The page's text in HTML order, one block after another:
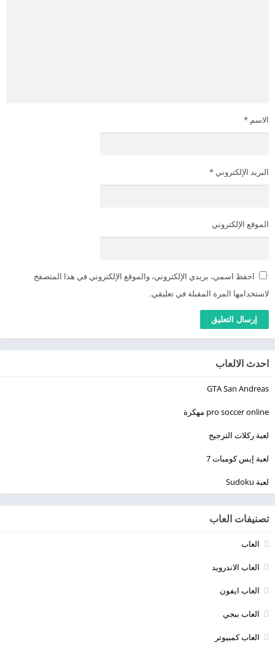
الاسم *
البريد الإلكتروني *
الموقع الإلكتروني
احفظ اسمي، بريدي الإلكتروني، والموقع الإلكتروني في هذا المتصفح
لاستخدامها المرة المقبلة في تعليقي.
احدث الالعاب
GTA San Andreas
pro soccer online مهكرة
لعبة ركلات الترجيح
لعبة إيس كومبات 7
لعبة Sudoku
تصنيفات العاب
العاب
العاب الاندرويد
العاب ايفون
العاب ببجي
العاب كمبيوتر